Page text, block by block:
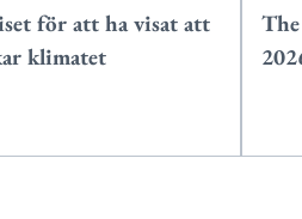
för att ha visat att
klimatet